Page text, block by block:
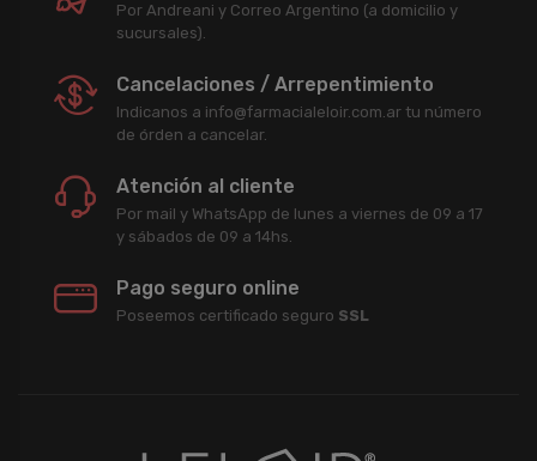
Por Andreani y Correo Argentino (a domicilio y
sucursales).
Cancelaciones / Arrepentimiento
Indicanos a info@farmacialeloir.com.ar tu número
de órden a cancelar.
Atención al cliente
Por mail y WhatsApp de lunes a viernes de 09 a 17
y sábados de 09 a 14hs.
Pago seguro online
Poseemos certificado seguro SSL